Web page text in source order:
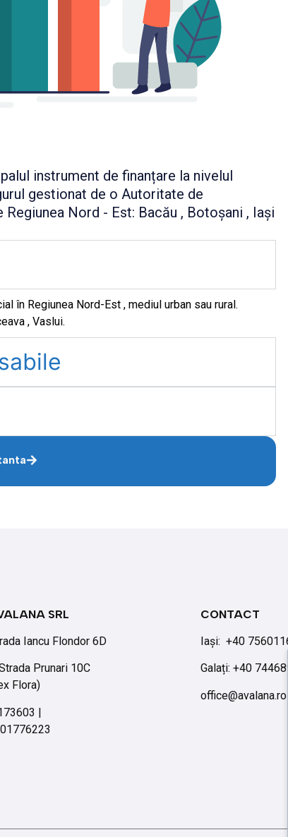
instrument de finanțare la nivelul
gestionat de o Autoritate de
Nord - Est: Bacău , Botoșani , Iași
în Regiunea Nord-Est , mediul urban sau rural.
, Vaslui.
SRL
Iancu Flondor 6D
Prunari 10C
Flora)
|
CONTACT
Iași: +40
Galați: +40
office@avalana.ro